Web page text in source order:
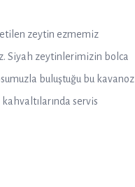
zeytin ezmemiz
Siyah zeytinlerimizin bolca
buluştuğu bu kavanoz
servis